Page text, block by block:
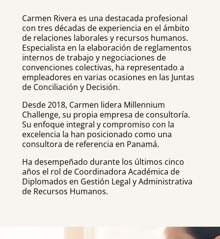
Carmen Rivera es una destacada profesional
con tres décadas de experiencia en el ámbito
de relaciones laborales y recursos humanos.
Especialista en la elaboración de reglamentos
internos de trabajo y negociaciones de
convenciones colectivas, ha representado a
empleadores en varias ocasiones en las Juntas
de Conciliación y Decisión.
Desde 2018, Carmen lidera Millennium
Challenge, su propia empresa de consultoría.
Su enfoque integral y compromiso con la
excelencia la han posicionado como una
consultora de referencia en Panamá.
Ha desempeñado durante los últimos cinco
años el rol de Coordinadora Académica de
Diplomados en Gestión Legal y Administrativa
de Recursos Humanos.